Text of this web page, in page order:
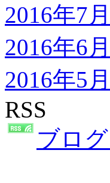
2016年7月
2016年6月
2016年5月
RSS
ブロ